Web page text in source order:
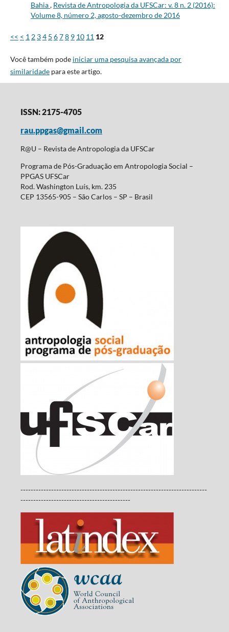
Bahia, Revista de Antropologia da UFSCar: v. 8 n. 2 (2016):
Volume 8, número 2, agosto-dezembro de 2016
<< < 1 2 34 5 678 9 10 11 12
Você também pode iniciar uma pesquisa avançada por
similaridadepara este artigo.
ISSN: 2175-4705
rau.ppgas@gmail.com
R@U – Revista de Antropologia da UFSCar
Programa de Pós-Graduação em Antropologia Social –
PPGAS UFSCar
Rod. Washington Luís, km. 235
CEP 13565-905 – São Carlos – SP – Brasil
-------------------------------------------------------------------------
-------------------------------------------